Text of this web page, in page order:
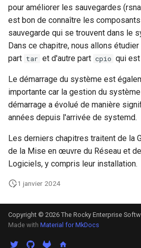
ISOs
Kernel
Migrating cgroups v1 to v2 on
Rocky Linux
Mirror Management
Package Management
Proxies
Repositories
Security
pour améliorer les sauvegardes
est bon de connaître les
sauvegarde qui se trouvent dans le
Dans ce chapitre, nous allons
part tar et d'autre part cpio qui est
Le démarrage du système est
importante car la gestion du
démarrage a évolué de manière
années depuis l'arrivée de systemd.
Les derniers chapitres traitent de la
de la Mise en œuvre du Réseau et
Logiciels, y compris leur installation.
1 janvier 2024
Copyright © 2026 The Rocky Enterprise
Made with Material for MkDocs